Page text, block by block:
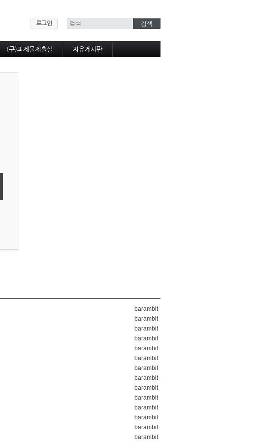
로그인
(구)과제물제출실
자유게시판
barambit
barambit
barambit
barambit
barambit
barambit
barambit
barambit
barambit
barambit
barambit
barambit
barambit
barambit